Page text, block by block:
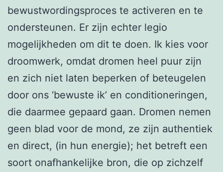
bewustwordingsproces te activeren en te
ondersteunen. Er zijn echter legio
mogelijkheden om dit te doen. Ik kies voor
droomwerk, omdat dromen heel puur zijn
en zich niet laten beperken of beteugelen
door ons ‘bewuste ik’ en conditioneringen,
die daarmee gepaard gaan. Dromen nemen
geen blad voor de mond, ze zijn authentiek
en direct, (in hun energie); het betreft een
soort onafhankelijke bron, die op zichzelf